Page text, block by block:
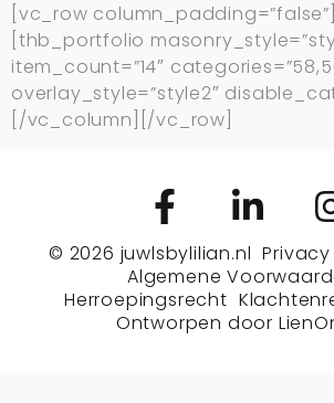
[vc_row
[thb_portfolio
item_count=”14″
overlay_style=”style2″
[/vc_column][/vc_row]
© 2026 juwlsbylilian.nl
Algemene
Herroepingsrecht
Ontworpen door